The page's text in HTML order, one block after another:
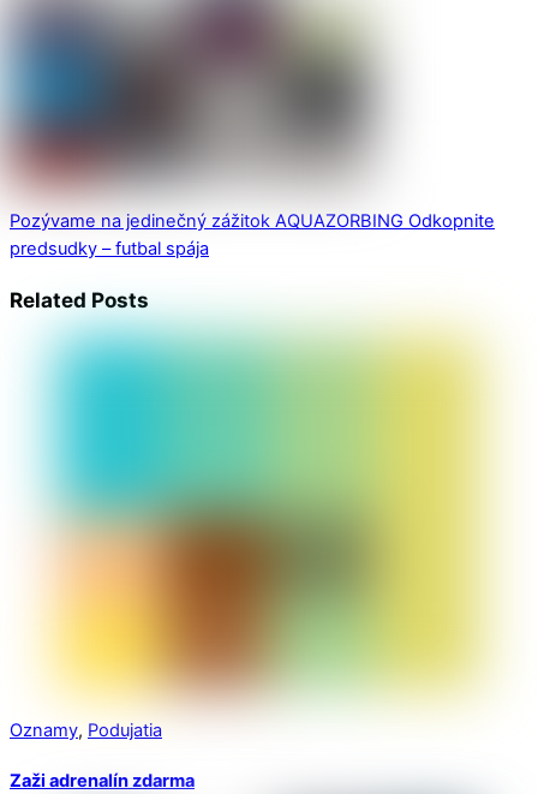
Pozývame na jedinečný zážitok AQUAZORBING Odkopnite
predsudky – futbal spája
Related Posts
Oznamy, Podujatia
Zaži adrenalín zdarma